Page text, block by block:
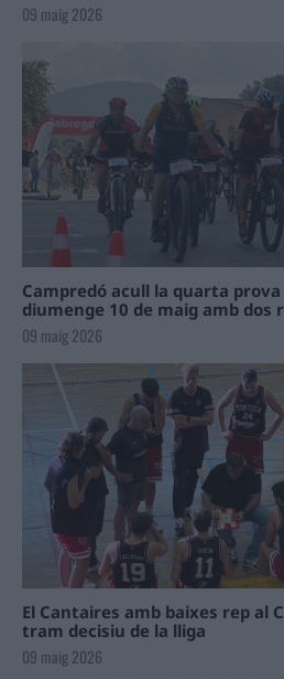
09 maig 2026
Campredó acull la quarta
diumenge 10 de maig amb dos
09 maig 2026
El Cantaires amb baixes rep al
tram decisiu de la lliga
09 maig 2026